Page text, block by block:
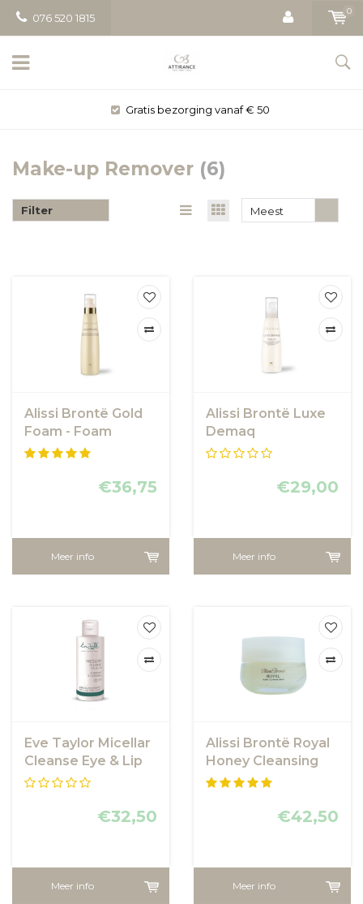
076 520 1815
0
Gratis bezorging vanaf € 50
Make-up Remover (6)
Filter
Meest
Alissi Brontë Gold
Foam - Foam
Gezichtsreiniging
€36,75
Meer info
Alissi Brontë Luxe
Demaq
€29,00
Meer info
Eve Taylor Micellar
Cleanse Eye & Lip
€32,50
Meer info
Alissi Brontë Royal
Honey Cleansing
Balm
€42,50
Meer info